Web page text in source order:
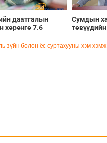
даатгалын
хөрөнгө 7.6
Сумдын
хувийн
болон ёс суртахууны хэм